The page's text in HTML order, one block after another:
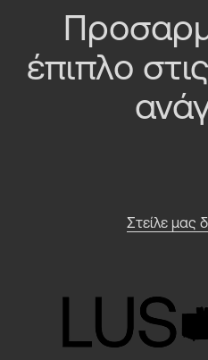
έπιπλο
Στείλε μας